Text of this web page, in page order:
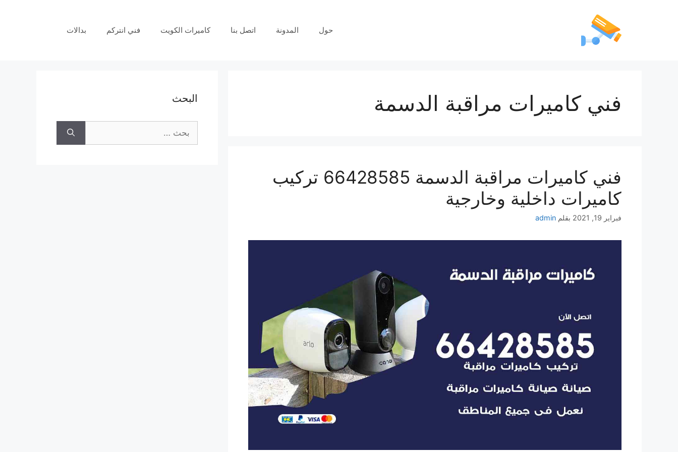
حول المدونة اتصل بنا كاميرات الكويت فني انتركم بدالات
فني كاميرات مراقبة الدسمة
فني كاميرات مراقبة الدسمة 66428585 تركيب
كاميرات داخلية وخارجية
فبراير 19, 2021 بقلم admin
البحث